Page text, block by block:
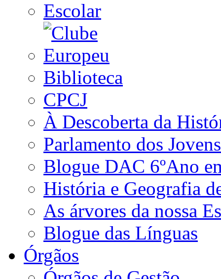
Biblioteca
CPCJ
À Descoberta da
Parlamento dos Jovens
Blogue DAC 6ºAno
História e Geografia
As árvores da nossa
Blogue das Línguas
Órgãos